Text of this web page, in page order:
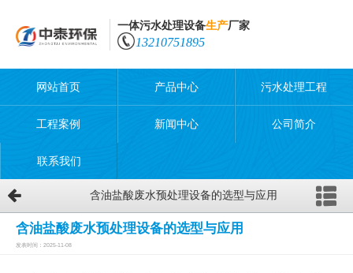
一体污水处理设备生产厂家
13210751895
网站首页 产品中心 污水处理工程
工程案例 新闻中心 公司简介
联系我们
含油盐酸废水预处理设备的选型与应用
含油盐酸废水预处理设备的选型与应用
发表时间：2025-11-08